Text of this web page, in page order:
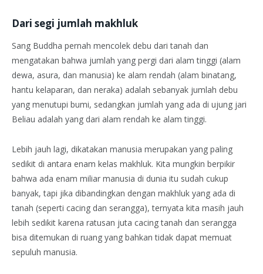
Dari segi jumlah makhluk
Sang Buddha pernah mencolek debu dari tanah dan
mengatakan bahwa jumlah yang pergi dari alam tinggi (alam
dewa, asura, dan manusia) ke alam rendah (alam binatang,
hantu kelaparan, dan neraka) adalah sebanyak jumlah debu
yang menutupi bumi, sedangkan jumlah yang ada di ujung jari
Beliau adalah yang dari alam rendah ke alam tinggi.
Lebih jauh lagi, dikatakan manusia merupakan yang paling
sedikit di antara enam kelas makhluk. Kita mungkin berpikir
bahwa ada enam miliar manusia di dunia itu sudah cukup
banyak, tapi jika dibandingkan dengan makhluk yang ada di
tanah (seperti cacing dan serangga), ternyata kita masih jauh
lebih sedikit karena ratusan juta cacing tanah dan serangga
bisa ditemukan di ruang yang bahkan tidak dapat memuat
sepuluh manusia.